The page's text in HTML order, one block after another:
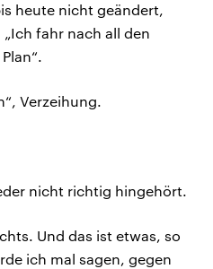
heute nicht geändert,
fahr nach all den
Verzeihung.
nicht richtig hingehört.
Und das ist etwas, so
ich mal sagen, gegen